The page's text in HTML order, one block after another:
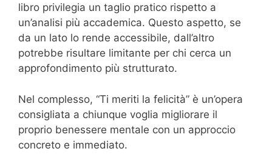
libro privilegia un taglio pratico rispetto a
un’analisi più accademica. Questo aspetto, se
da un lato lo rende accessibile, dall’altro
potrebbe risultare limitante per chi cerca un
approfondimento più strutturato.
Nel complesso, “Ti meriti la felicità” è un’opera
consigliata a chiunque voglia migliorare il
proprio benessere mentale con un approccio
concreto e immediato.